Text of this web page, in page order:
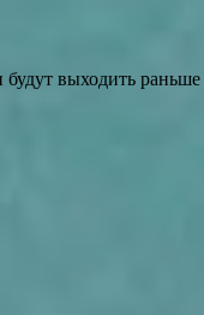
выходить